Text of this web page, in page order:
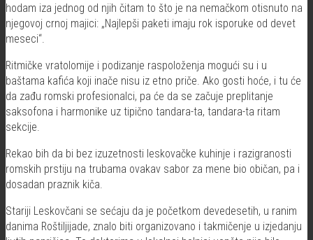
hodam iza jednog od njih čitam to što je na nemačkom otisnuto na
njegovoj crnoj majici: „Najlepši paketi imaju rok isporuke od devet
meseci“.
Ritmičke vratolomije i podizanje raspoloženja mogući su i u
baštama kafića koji inače nisu iz etno priče. Ako gosti hoće, i tu će
da zađu romski profesionalci, pa će da se začuje preplitanje
saksofona i harmonike uz tipično tandara-ta, tandara-ta ritam
sekcije.
Rekao bih da bi bez izuzetnosti leskovačke kuhinje i razigranosti
romskih prstiju na trubama ovakav sabor za mene bio običan, pa i
dosadan praznik kiča.
Stariji Leskovčani se sećaju da je početkom devedesetih, u ranim
danima Roštiljijade, znalo biti organizovano i takmičenje u izjedanju